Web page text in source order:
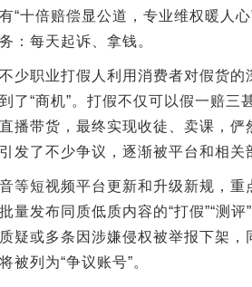
“十倍赔偿显公道，专业维权暖人
：每天起诉、拿钱。
职业打假人利用消费者对假货的
了“商机”。打假不仅可以假一赔三
播带货，最终实现收徒、卖课，俨
发了不少争议，逐渐被平台和相关
短视频平台更新和升级新规，重
量发布同质低质内容的“打假”“测评
疑或多条因涉嫌侵权被举报下架，
被列为“争议账号”。